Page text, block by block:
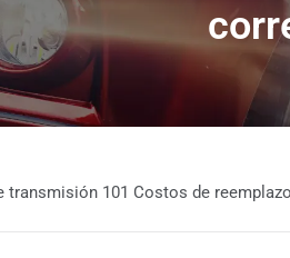
transmisión 101 Costos de